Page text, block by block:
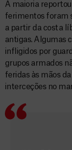
A maioria reportou
ferimentos foram
a partir da costa
antigas. Algumas
infligidos por
grupos armados
feridas às mãos
interceções no